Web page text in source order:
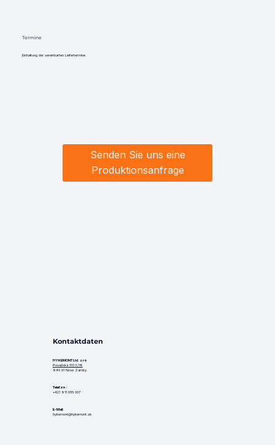
Termine
Einhaltung der vereinbarten Liefertermine
Senden Sie uns eine
Produktionsanfrage
Kontaktdaten
HYKEMONT Ltd. s ro
Považská 5133/18
940 01 Nove Zamky
Telefon:
+421 911 055 007
E-Mail:
hykemont@hykemont.sk